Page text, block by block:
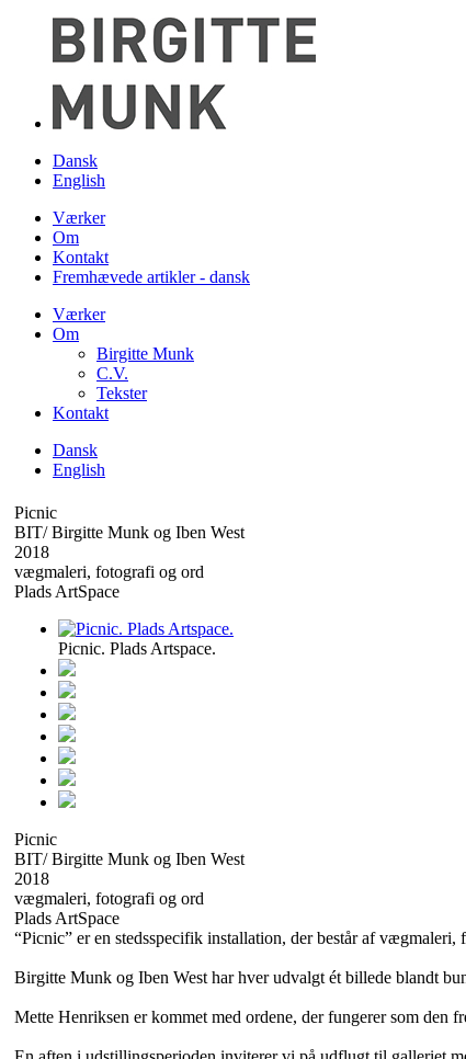
Dansk
English
Værker
Om
Kontakt
Fremhævede artikler - dansk
Værker
Om
Birgitte Munk
C.V.
Tekster
Kontakt
Dansk
English
Picnic
BIT/ Birgitte Munk og Iben West
2018
vægmaleri, fotografi og ord
Plads ArtSpace
Picnic. Plads Artspace.
Picnic
BIT/ Birgitte Munk og Iben West
2018
vægmaleri, fotografi og ord
Plads ArtSpace
“Picnic” er en stedsspecifik installation, der består af vægmaleri,
Birgitte Munk og Iben West har hver udvalgt ét billede blandt
Mette Henriksen er kommet med ordene, der fungerer som den